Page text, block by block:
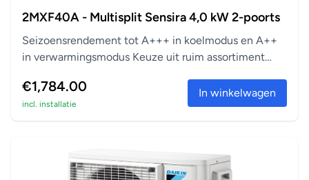
2MXF40A - Multisplit Sensira 4,0 kW 2-poorts
Seizoensrendement tot A+++ in koelmodus en A++
in verwarmingsmodus Keuze uit ruim assortiment
€1,784.00
incl. installatie
In winkelwagen